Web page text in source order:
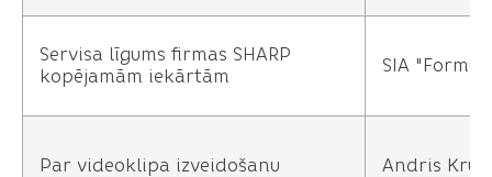
Servisa līgums firmas SHARP
kopējamām iekārtām
SIA
Par videoklipa izveidošanu Andris